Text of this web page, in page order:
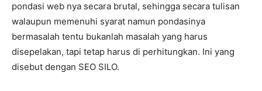
pondasi web nya secara brutal, sehingga secara tulisan
walaupun memenuhi syarat namun pondasinya
bermasalah tentu bukanlah masalah yang harus
disepelakan, tapi tetap harus di perhitungkan. Ini yang
disebut dengan SEO SILO.